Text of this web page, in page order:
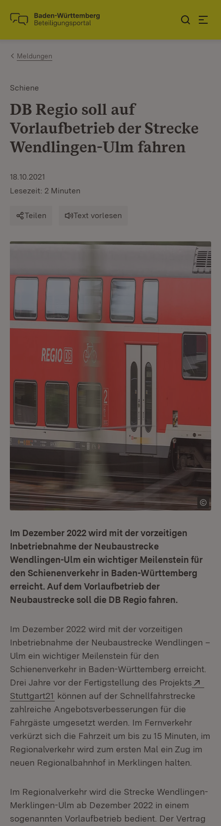
Zum Inhalt springen
Link zur Startseite
Meldungen
Schiene
DB Regio soll auf
Vorlaufbetrieb der Strecke
Wendlingen-Ulm fahren
18.10.2021
Lesezeit: 2 Minuten
Teilen Text vorlesen
Im Dezember 2022 wird mit der vorzeitigen
Inbetriebnahme der Neubaustrecke
Wendlingen-Ulm ein wichtiger Meilenstein für
den Schienenverkehr in Baden-Württemberg
erreicht. Auf dem Vorlaufbetrieb der
Neubaustrecke soll die DB Regio fahren.
Im Dezember 2022 wird mit der vorzeitigen
Inbetriebnahme der Neubaustrecke Wendlingen –
Ulm ein wichtiger Meilenstein für den
Schienenverkehr in Baden-Württemberg erreicht.
Drei Jahre vor der Fertigstellung des Projekts
Stuttgart21 (Öffnet in neuem Fenster)
können auf der Schnellfahrstrecke
zahlreiche Angebotsverbesserungen für die
Fahrgäste umgesetzt werden. Im Fernverkehr
verkürzt sich die Fahrzeit um bis zu 15 Minuten, im
Regionalverkehr wird zum ersten Mal ein Zug im
neuen Regionalbahnhof in Merklingen halten.
Im Regionalverkehr wird die Strecke Wendlingen-
Merklingen-Ulm ab Dezember 2022 in einem
sogenannten Vorlaufbetrieb bedient. Der Vertrag